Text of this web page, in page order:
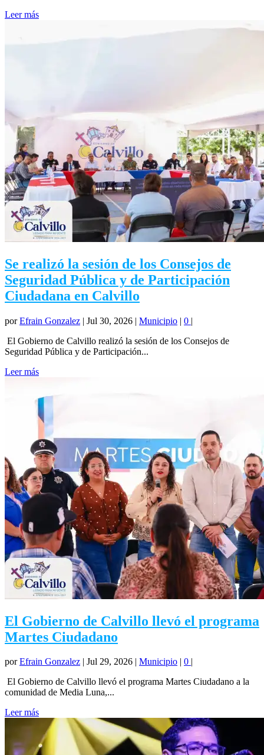
Leer más
Se realizó la sesión de los Consejos de
Seguridad Pública y de Participación
Ciudadana en Calvillo
porEfrain Gonzalez | Jul 30, 2026 | Municipio | 0 |
El Gobierno de Calvillo realizó la sesión de los Consejos de
Seguridad Pública y de Participación...
Leer más
El Gobierno de Calvillo llevó el programa
Martes Ciudadano
porEfrain Gonzalez Jul 29, 2026 Municipio 0
El Gobierno de Calvillo llevó el programa Martes Ciudadano a la
comunidad de Media Luna,...
Leer más